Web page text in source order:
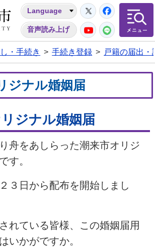
潮来市
Language
音声読み上げ
Twitter
YouTube
LINE
・手続き > 手続き登録 > 戸籍の届出・
ジナル婚姻届
ジナル婚姻届
舟をあしらった潮来市オリジ
す。
３日から配布を開始しまし
れている皆様、この婚姻届用
いかがですか。